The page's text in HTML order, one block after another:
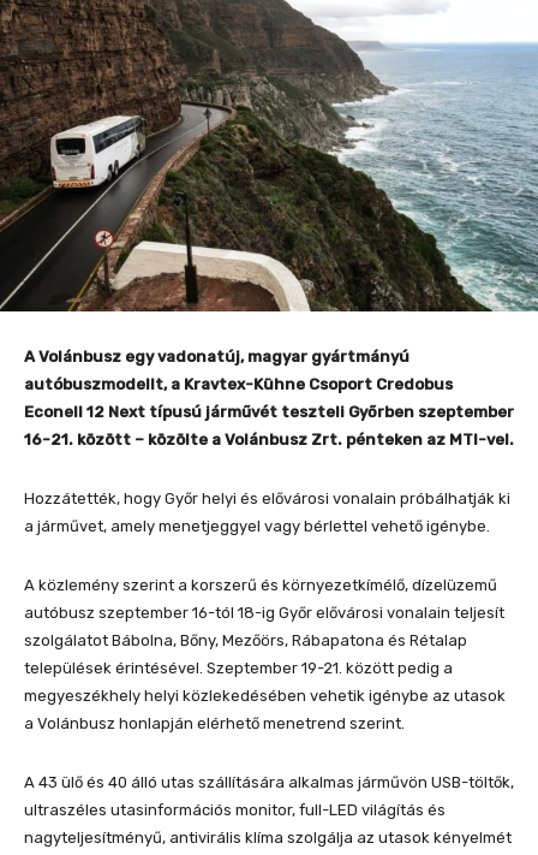
A Volánbusz egy vadonatúj, magyar gyártmányú
autóbuszmodellt, a Kravtex-Kühne Csoport Credobus
Econell 12 Next típusú járművét teszteli Győrben szeptember
16-21. között – közölte a Volánbusz Zrt. pénteken az MTI-vel.
Hozzátették, hogy Győr helyi és elővárosi vonalain próbálhatják ki
a járművet, amely menetjeggyel vagy bérlettel vehető igénybe.
A közlemény szerint a korszerű és környezetkímélő, dízelüzemű
autóbusz szeptember 16-tól 18-ig Győr elővárosi vonalain teljesít
szolgálatot Bábolna, Bőny, Mezőörs, Rábapatona és Rétalap
települések érintésével. Szeptember 19-21. között pedig a
megyeszékhely helyi közlekedésében vehetik igénybe az utasok
a Volánbusz honlapján elérhető menetrend szerint.
A 43 ülő és 40 álló utas szállítására alkalmas járművön USB-töltők,
ultraszéles utasinformációs monitor, full-LED világítás és
nagyteljesítményű, antivirális klíma szolgálja az utasok kényelmét